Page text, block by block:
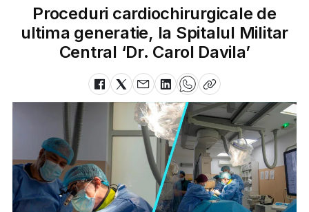
Proceduri cardiochirurgicale de
ultima generatie, la Spitalul Militar
Central ‘Dr. Carol Davila’